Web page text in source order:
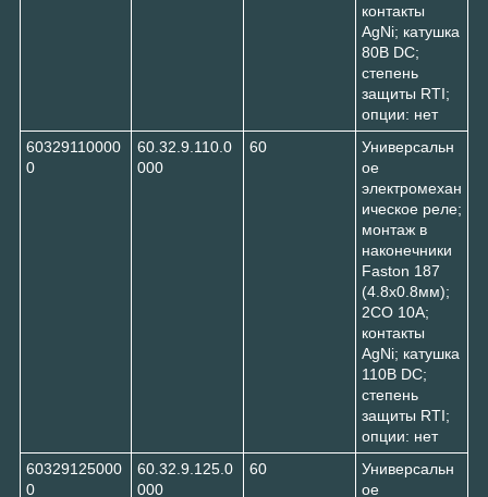
контакты
AgNi; катушка
80В DC;
степень
защиты RTI;
опции: нет
60329110000
0
60.32.9.110.0
000
60
Универсальн
ое
электромехан
ическое реле;
монтаж в
наконечники
Faston 187
(4.8х0.8мм);
2CO 10A;
контакты
AgNi; катушка
110В DC;
степень
защиты RTI;
опции: нет
60329125000
0
60.32.9.125.0
000
60
Универсальн
ое